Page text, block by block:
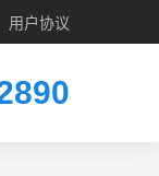
用户协议